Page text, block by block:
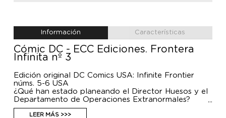
Información Características
Cómic DC - ECC Ediciones. Frontera
Infinita nº 3
Edición original DC Comics USA: Infinite Frontier
núms. 5-6 USA
¿Qué han estado planeando el Director Huesos y el
Departamento de Operaciones Extranormales?
Ahora que la opinión pública conoce la existencia
del multiverso, son muchas las personas que temen
LEER MÁS >>>